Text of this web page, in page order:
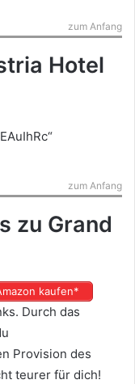
zum Anfang
Hotel
zum Anfang
zu Grand
kaufen*
Durch das
Provision des
teurer für dich!